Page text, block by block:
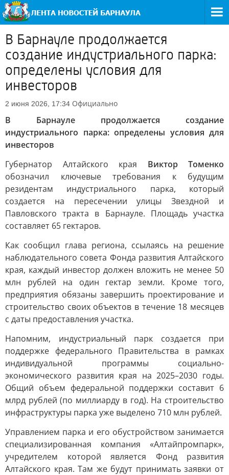
В Барнауле продолжается
создание индустриального парка:
определены условия для
инвесторов
2 июня 2026, 17:34 Официально
В Барнауле продолжается создание
индустриального парка: определены условия для
инвесторов
Губернатор Алтайского края Виктор Томенко
обозначил ключевые требования к будущим
резидентам индустриального парка, который
создается на пересечении улицы Звездной и
Павловского тракта в Барнауле. Площадь участка
составляет 65 гектаров.
Как сообщил глава региона, ссылаясь на решение
наблюдательного совета Фонда развития Алтайского
края, каждый инвестор должен вложить не менее 50
млн рублей на один гектар земли. Кроме того,
предприятия обязаны завершить проектирование и
строительство своих объектов в течение 18 месяцев
с даты предоставления участка.
Напомним, индустриальный парк создается при
поддержке федерального Правительства в рамках
индивидуальной программы социально-
экономического развития края на 2025–2030 годы.
Общий объем федеральной поддержки составит 6
млрд рублей (по миллиарду в год). На строительство
инфраструктуры парка уже выделено 710 млн рублей.
Управлением парка и его обустройством занимается
специализированная компания «Алтайпромпарк»,
учредителем которой является Фонд развития
Алтайского края. Там же будут принимать заявки от